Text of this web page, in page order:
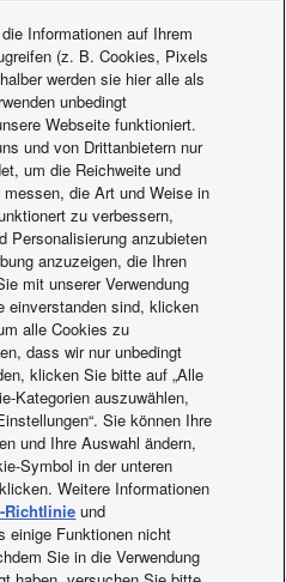
up to 5
up to 5 ports with wide range
performance Etherea indoor
/ A++
to adapt to each room
units and large connection
wherever (optional)
| R32
Informationen auf Ihrem
(z. B. Cookies, Pixels
werden sie hier alle als
unbedingt
Webseite funktioniert.
und von Drittanbietern nur
um die Reichweite und
die Art und Weise in
zu verbessern,
Personalisierung anzubieten
anzuzeigen, die Ihren
mit unserer Verwendung
einverstanden sind, klicken
alle Cookies zu
dass wir nur unbedingt
klicken Sie bitte auf „Alle
Kategorien auszuwählen,
Sie können Ihre
und Ihre Auswahl ändern,
Symbol in der unteren
Weitere Informationen
Richtlinie und
einige Funktionen nicht
Sie in die Verwendung